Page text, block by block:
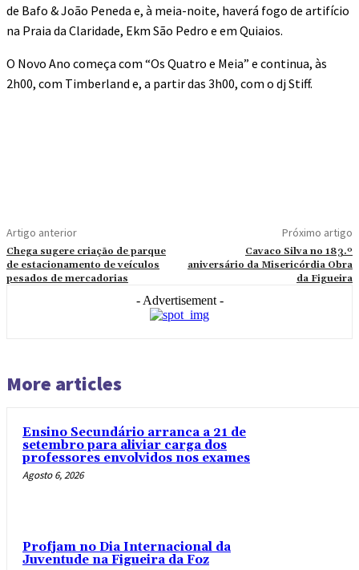
de Bafo & João Peneda e, à meia-noite, haverá fogo de artifício
na Praia da Claridade, Ekm São Pedro e em Quiaios.
O Novo Ano começa com “Os Quatro e Meia” e continua, às
2h00, com Timberland e, a partir das 3h00, com o dj Stiff.
Artigo anterior
Chega sugere criação de parque
de estacionamento de veículos
pesados de mercadorias
Próximo artigo
Cavaco Silva no 183.º
aniversário da Misericórdia Obra
da Figueira
- Advertisement -
More articles
Ensino Secundário arranca a 21 de
setembro para aliviar carga dos
professores envolvidos nos exames
Agosto 6, 2026
Profjam no Dia Internacional da
Juventude na Figueira da Foz